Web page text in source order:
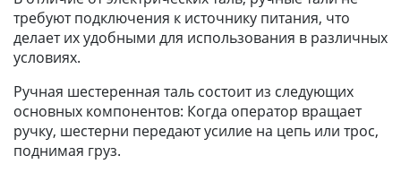
требуют подключения к источнику питания, что
делает их удобными для использования в различных
условиях.
Ручная шестеренная таль состоит из следующих
основных компонентов: Когда оператор вращает
ручку, шестерни передают усилие на цепь или трос,
поднимая груз.